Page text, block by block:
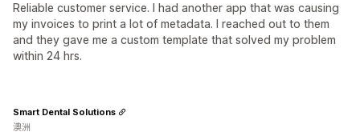
Reliable customer service. I had another app that was causing
my invoices to print a lot of metadata. I reached out to them
and they gave me a custom template that solved my problem
within 24 hrs.
Smart Dental Solutions
澳洲